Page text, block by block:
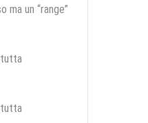
un “range”
tutta
tutta